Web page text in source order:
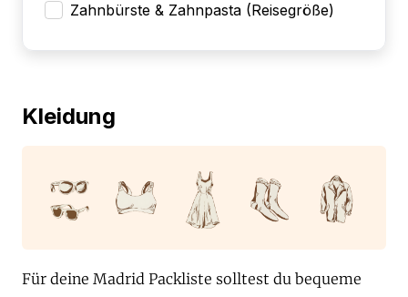
Zahnbürste & Zahnpasta (Reisegröße)
Kleidung
Für deine Madrid Packliste solltest du bequeme